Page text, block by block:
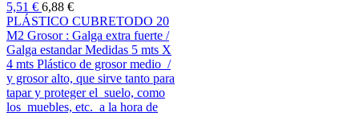
5,51 € 6,88 €
PLÁSTICO CUBRETODO 20
M2 Grosor : Galga extra fuerte /
Galga estandar Medidas 5 mts X
4 mts Plástico de grosor medio /
y grosor alto, que sirve tanto para
tapar y proteger el suelo, como
los muebles, etc. a la hora de